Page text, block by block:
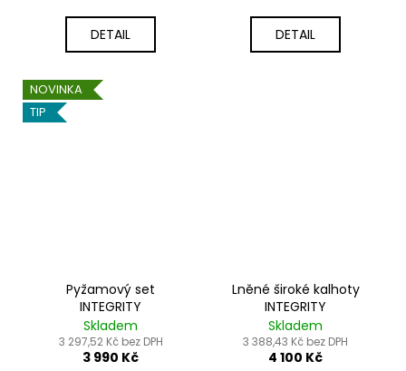
DETAIL DETAIL
NOVINKA
TIP
Pyžamový set
INTEGRITY
Skladem
3 297,52 Kč bez DPH
3 990 Kč
Lněné široké kalhoty
INTEGRITY
Skladem
3 388,43 Kč bez DPH
4 100 Kč